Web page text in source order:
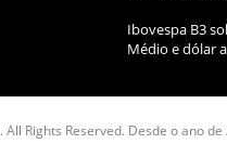
Ibovespa B3
Médio e dólar a
All Rights Reserved. Desde o ano